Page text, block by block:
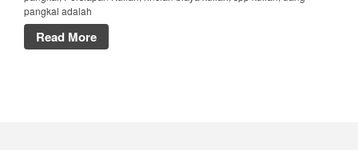
pangkal adalah
Read More